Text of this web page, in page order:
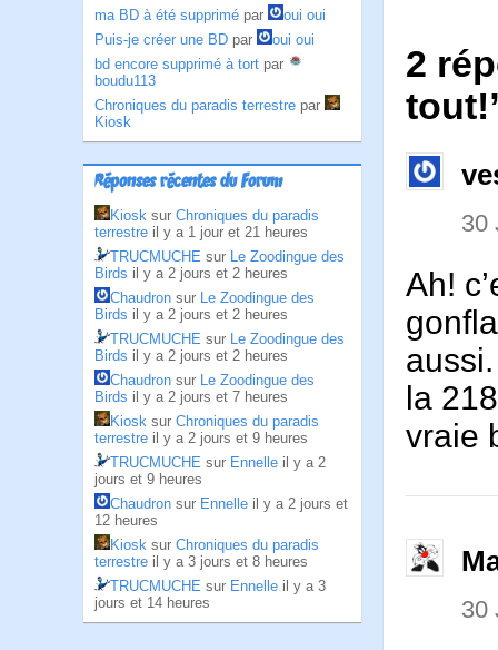
ma BD à été supprimé par
oui oui
Puis-je créer une BD par
oui oui
bd encore supprimé à tort par
boudu113
Chroniques du paradis terrestre par
Kiosk
Réponses récentes du Forum
Kiosk sur Chroniques du paradis
terrestre il y a 1 jour et 21 heures
TRUCMUCHE sur Le Zoodingue des
Birds il y a 2 jours et 2 heures
Chaudron sur Le Zoodingue des
Birds il y a 2 jours et 2 heures
TRUCMUCHE sur Le Zoodingue des
Birds il y a 2 jours et 2 heures
Chaudron sur Le Zoodingue des
Birds il y a 2 jours et 7 heures
Kiosk sur Chroniques du paradis
terrestre il y a 2 jours et 9 heures
TRUCMUCHE sur Ennelle il y a 2
jours et 9 heures
Chaudron sur Ennelle il y a 2 jours et
12 heures
Kiosk sur Chroniques du paradis
terrestre il y a 3 jours et 8 heures
TRUCMUCHE sur Ennelle il y a 3
jours et 14 heures
2
30
Ah!
la
vraie
30